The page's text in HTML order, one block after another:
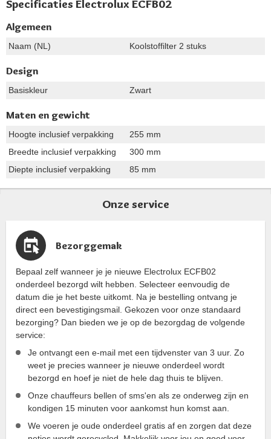
Specificaties Electrolux ECFB02
Algemeen
Naam (NL) Koolstoffilter 2 stuks
Design
Basiskleur Zwart
Maten en gewicht
Hoogte inclusief verpakking
255 mm
Breedte inclusief verpakking
300 mm
Diepte inclusief verpakking
85 mm
Onze service
Bezorggemak
Bepaal zelf wanneer je je nieuwe Electrolux ECFB02
onderdeel bezorgd wilt hebben. Selecteer eenvoudig de
datum die je het beste uitkomt. Na je bestelling ontvang je
direct een bevestigingsmail. Gekozen voor onze standaard
bezorging? Dan bieden we je op de bezorgdag de volgende
service:
Je ontvangt een e-mail met een tijdvenster van 3 uur. Zo
weet je precies wanneer je nieuwe onderdeel wordt
bezorgd en hoef je niet de hele dag thuis te blijven.
Onze chauffeurs bellen of sms'en als ze onderweg zijn en
kondigen 15 minuten voor aankomst hun komst aan.
We voeren je oude onderdeel gratis af en zorgen dat deze